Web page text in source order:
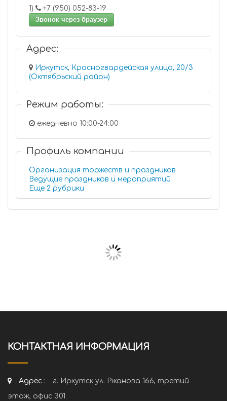
1)
+7 (950) 052-83-19
Звонок через браузер
Адрес:
Иркутск, Красногвардейская улица, 20/3
(Октябрьский район)
Режим работы:
ежедневно 10:00-24:00
Профиль компании
Организация торжеств и праздников
Ведущие праздников и мероприятий
Еще 2 рубрики
КОНТАКТНАЯ ИНФОРМАЦИЯ
Адрес :
г. Иркутск ул. Ржанова 166, третий
этаж, офис 301